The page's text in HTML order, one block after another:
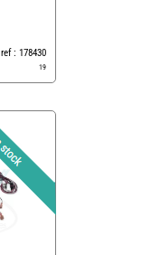
ref : 178430
19